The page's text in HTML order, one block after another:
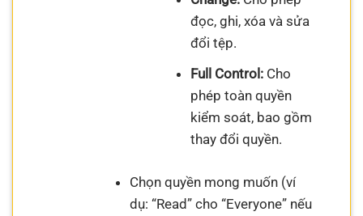
đọc, ghi, xóa và sửa
đổi tệp.
Full Control:Cho
phép toàn quyền
kiểm soát, bao gồm
thay đổi quyền.
Chọn quyền mong muốn (ví
dụ: “Read” cho “Everyone” nếu